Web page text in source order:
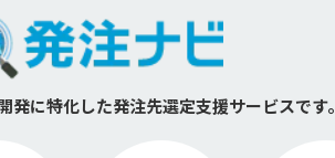
発に特化した発注先選定支援サービスです。